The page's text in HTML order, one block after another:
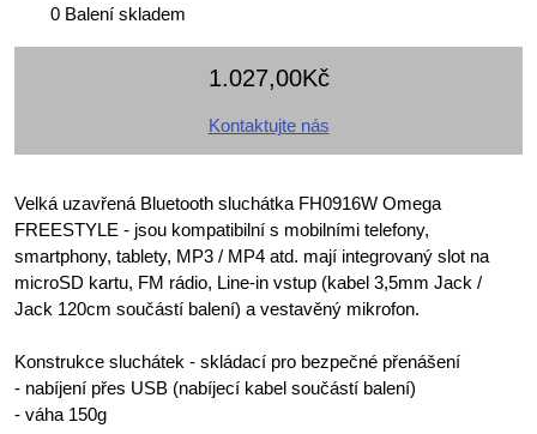
0 Balení skladem
1.027,00Kč
Kontaktujte nás
Velká uzavřená Bluetooth sluchátka FH0916W Omega
FREESTYLE - jsou kompatibilní s mobilními telefony,
smartphony, tablety, MP3 / MP4 atd. mají integrovaný slot na
microSD kartu, FM rádio, Line-in vstup (kabel 3,5mm Jack /
Jack 120cm součástí balení) a vestavěný mikrofon.
Konstrukce sluchátek - skládací pro bezpečné přenášení
- nabíjení přes USB (nabíjecí kabel součástí balení)
- váha 150g